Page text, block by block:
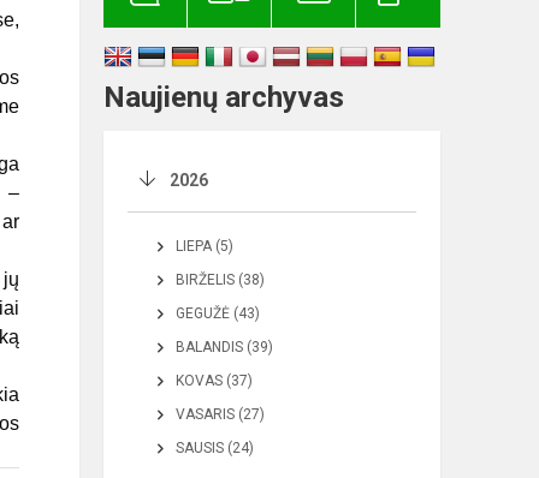
–
Naujienų archyvas
2026
LIEPA (5)
BIRŽELIS (38)
GEGUŽĖ (43)
BALANDIS (39)
KOVAS (37)
VASARIS (27)
SAUSIS (24)